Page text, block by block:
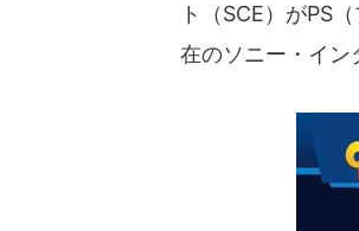
ト（SCE）がPS
在のソニー・イン